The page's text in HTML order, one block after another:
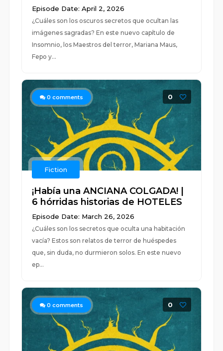
Episode Date: April 2, 2026
¿Cuáles son los oscuros secretos que ocultan las
imágenes sagradas? En este nuevo capítulo de
Insomnio, los Maestros del terror, Mariana Maus,
Fepo y...
0 comments 0
Fiction
¡Había una ANCIANA COLGADA! |
6 hórridas historias de HOTELES
Episode Date: March 26, 2026
¿Cuáles son los secretos que oculta una habitación
vacía? Estos son relatos de terror de huéspedes
que, sin duda, no durmieron solos. En este nuevo
ep...
0 comments 0